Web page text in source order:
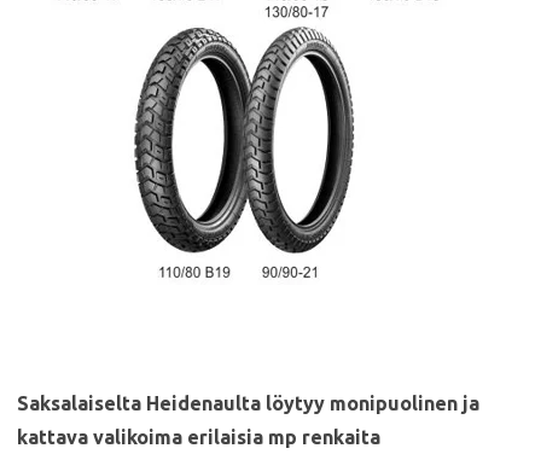
Saksalaiselta Heidenaulta löytyy monipuolinen ja
kattava valikoima erilaisia mp renkaita